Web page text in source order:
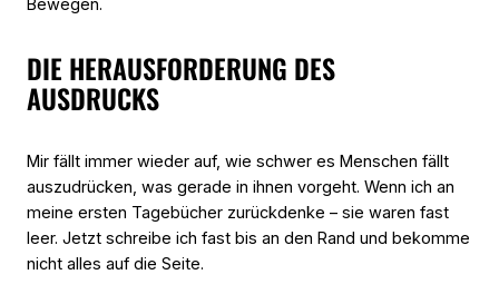
Bewegen.
DIE HERAUSFORDERUNG DES
AUSDRUCKS
Mir fällt immer wieder auf, wie schwer es Menschen fällt
auszudrücken, was gerade in ihnen vorgeht. Wenn ich an
meine ersten Tagebücher zurückdenke – sie waren fast
leer. Jetzt schreibe ich fast bis an den Rand und bekomme
nicht alles auf die Seite.